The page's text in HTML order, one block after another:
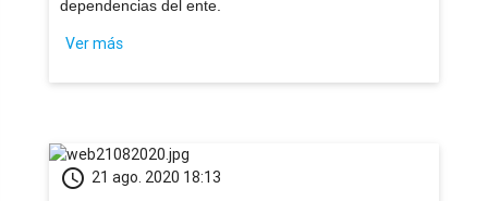
dependencias del ente.
Ver más
schedule 21 ago. 2020 18:13